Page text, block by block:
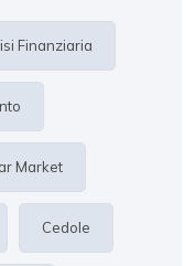
Finanziaria
Market
Cedole